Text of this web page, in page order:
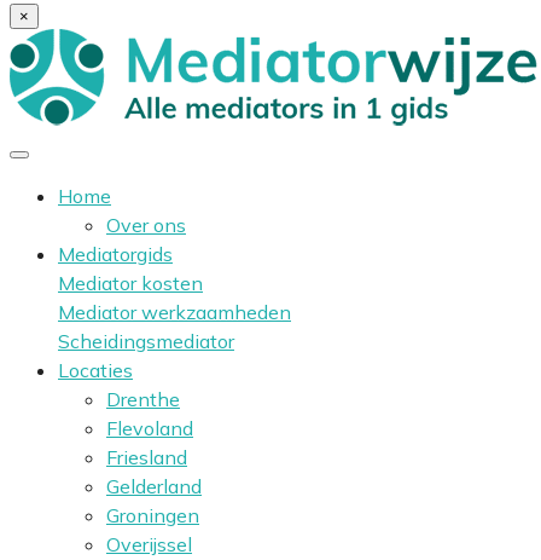
×
Home
Over ons
Mediatorgids
Mediator kosten
Mediator werkzaamheden
Scheidingsmediator
Locaties
Drenthe
Flevoland
Friesland
Gelderland
Groningen
Overijssel